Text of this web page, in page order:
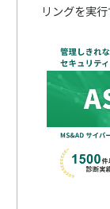
リングを実行